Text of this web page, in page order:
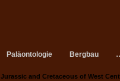
Paläontologie Bergbau
and Cretaceous of West